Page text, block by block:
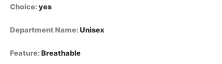
كرة
فرق
القدم،
Choice:yes
Department Name:Unisex
Feature:Breathable